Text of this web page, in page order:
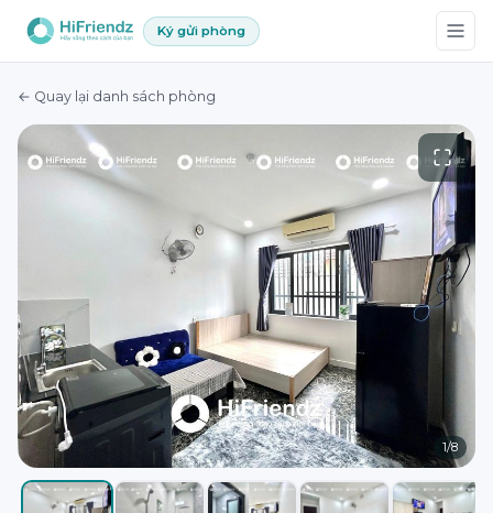
Ký gửi phòng
← Quay lại danh sách phòng
1/8